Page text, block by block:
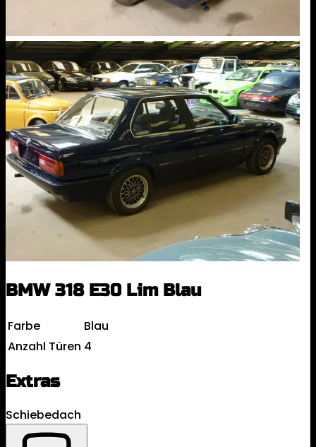
BMW 318 E30 Lim Blau
Farbe
Blau
Anzahl Türen 4
Extras
Schiebedach